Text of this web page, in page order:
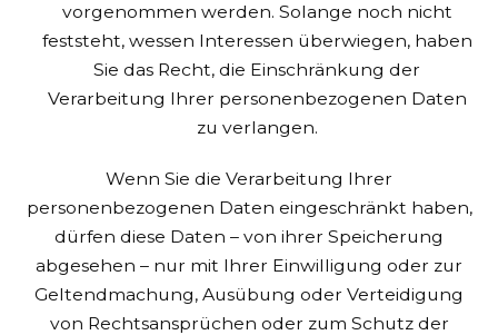
vorgenommen werden. Solange noch nicht
feststeht, wessen Interessen überwiegen, haben
Sie das Recht, die Einschränkung der
Verarbeitung Ihrer personenbezogenen Daten
zu verlangen.
Wenn Sie die Verarbeitung Ihrer
personenbezogenen Daten eingeschränkt haben,
dürfen diese Daten – von ihrer Speicherung
abgesehen – nur mit Ihrer Einwilligung oder zur
Geltendmachung, Ausübung oder Verteidigung
von Rechtsansprüchen oder zum Schutz der